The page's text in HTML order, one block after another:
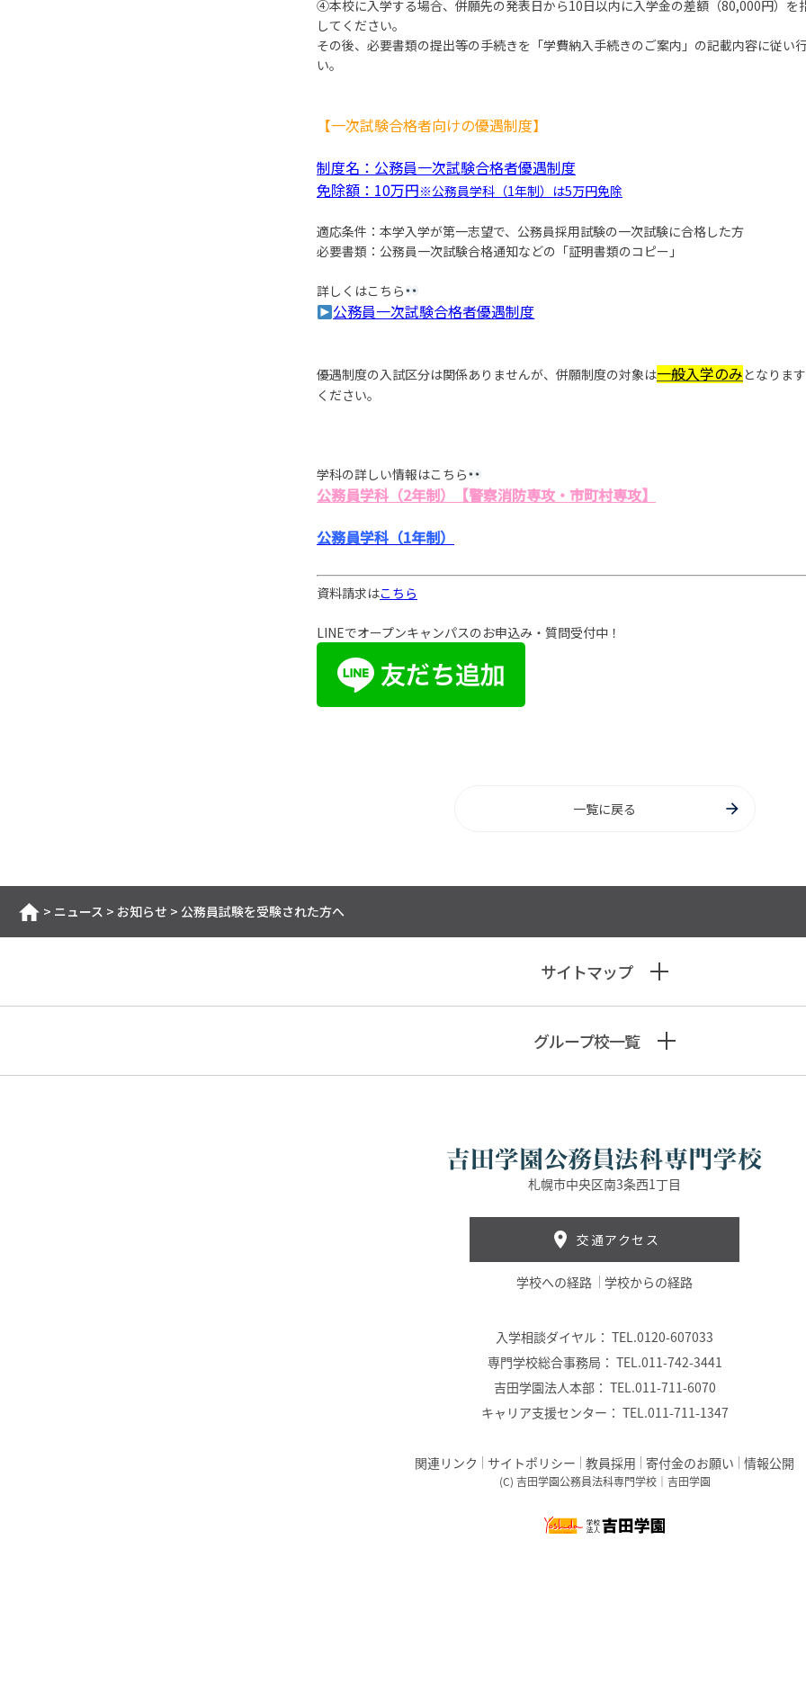
④本校に入学する場合、併願先の発表日から10日以内に入学金の差額（80,000円）を
してください。
その後、必要書類の提出等の手続きを「学費納入手続きのご案内」の記載内容に従い
い。
【一次試験合格者向けの優遇制度】
制度名：公務員一次試験合格者優遇制度
免除額：10万円※公務員学科（1年制）は5万円免除
適応条件：本学入学が第一志望で、公務員採用試験の一次試験に合格した方
必要書類：公務員一次試験合格通知などの「証明書類のコピー」
詳しくはこちら
公務員一次試験合格者優遇制度
優遇制度の入試区分は関係ありませんが、併願制度の対象は一般入学のみ となりま
ください。
学科の詳しい情報はこちら
公務員学科（2年制）【警察消防専攻・市町村専攻】
公務員学科（1年制）
資料請求はこちら
LINEでオープンキャンパスのお申込み・質問受付中！
一覧に戻る
ホーム
> ニュース > お知らせ > 公務員試験を受験された方へ
サイトマップ
グループ校一覧
札幌市中央区南3条西1丁目
交通アクセス
学校への経路 学校からの経路
入学相談ダイヤル： TEL.0120-607033
専門学校総合事務局： TEL.011-742-3441
吉田学園法人本部： TEL.011-711-6070
キャリア支援センター： TEL.011-711-1347
関連リンク サイトポリシー 教員採用 寄付金のお願い 情報公開
(C) 吉田学園公務員法科専門学校｜吉田学園